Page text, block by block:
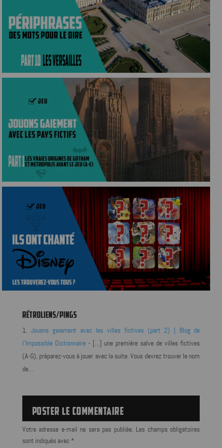
RÉTROLIENS/PINGS
Jouons gaiement avec les villes fictives (part 2) | Blog de
l'Impossible Dictionnaire- […] une première salve de villes fictives
(A-G), préparez-vous à jouer avec la suite. Vous devrez trouver le nom
de…
POSTER LE COMMENTAIRE
Votre adresse e-mail ne sera pas publiée. Les champs obligatoires
sont indiqués avec *